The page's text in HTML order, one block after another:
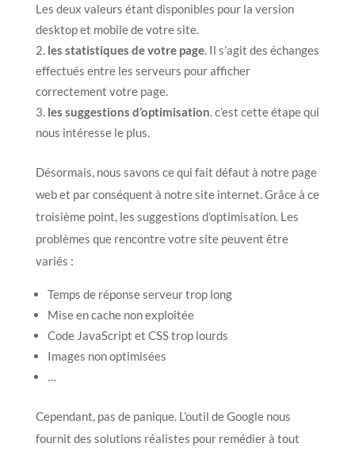
Les deux valeurs étant disponibles pour la version
desktop et mobile de votre site.
les statistiques de votre page. Il s’agit des échanges
effectués entre les serveurs pour afficher
correctement votre page.
les suggestions d’optimisation. c’est cette étape qui
nous intéresse le plus.
Désormais, nous savons ce qui fait défaut à notre page
web et par conséquent à notre site internet. Grâce à ce
troisième point, les suggestions d’optimisation. Les
problèmes que rencontre votre site peuvent être
variés :
Temps de réponse serveur trop long
Mise en cache non exploitée
Code JavaScript et CSS trop lourds
Images non optimisées
…
Cependant, pas de panique. L’outil de Google nous
fournit des solutions réalistes pour remédier à tout